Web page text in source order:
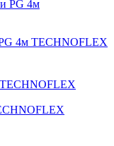
4м TECHNOFLEX